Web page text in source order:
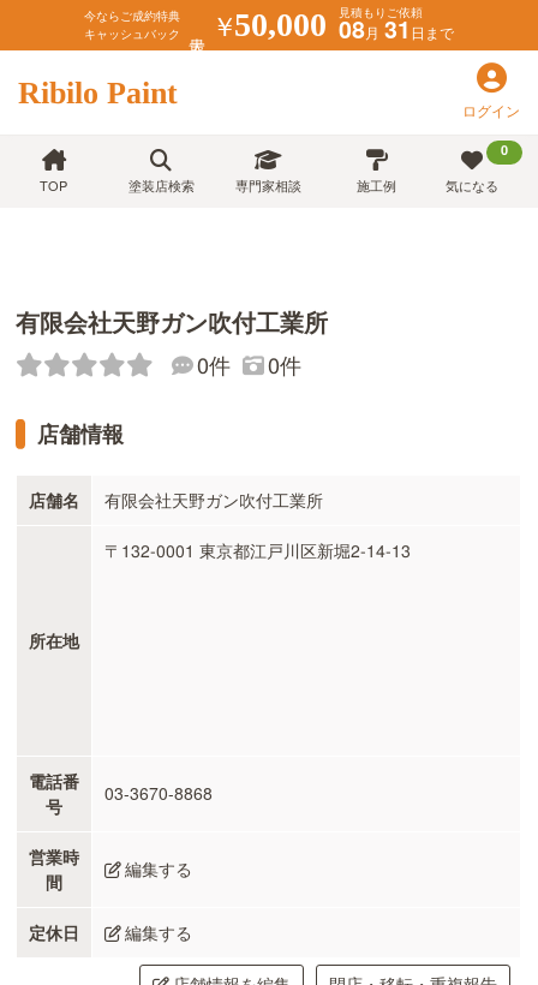
今ならご成約特典
キャッシュバック
￥50,000 見積もりご依頼
08月 31日まで
Ribilo Paint ログイン
TOP 塗装店検索 専門家相談 施工例
0
気になる
有限会社天野ガン吹付工業所
0件 0件
店舗情報
店舗名 有限会社天野ガン吹付工業所
所在地
〒132-0001 東京都江戸川区新堀2-14-13
電話番
号
03-3670-8868
営業時
間
編集する
定休日 編集する